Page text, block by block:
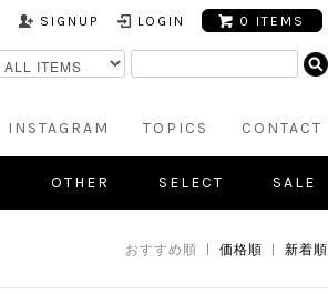
SIGNUP LOGIN 0 ITEMS
INSTAGRAM TOPICS CONTACT
OTHER SELECT SALE
おすすめ順 | 価格順 新着順